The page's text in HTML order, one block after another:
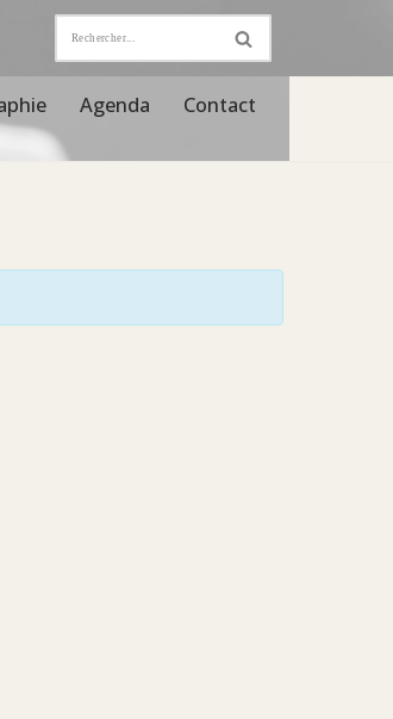
Agenda Contact